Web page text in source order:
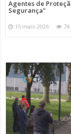
Agentes de
Segurança"
15 maio 2026 74